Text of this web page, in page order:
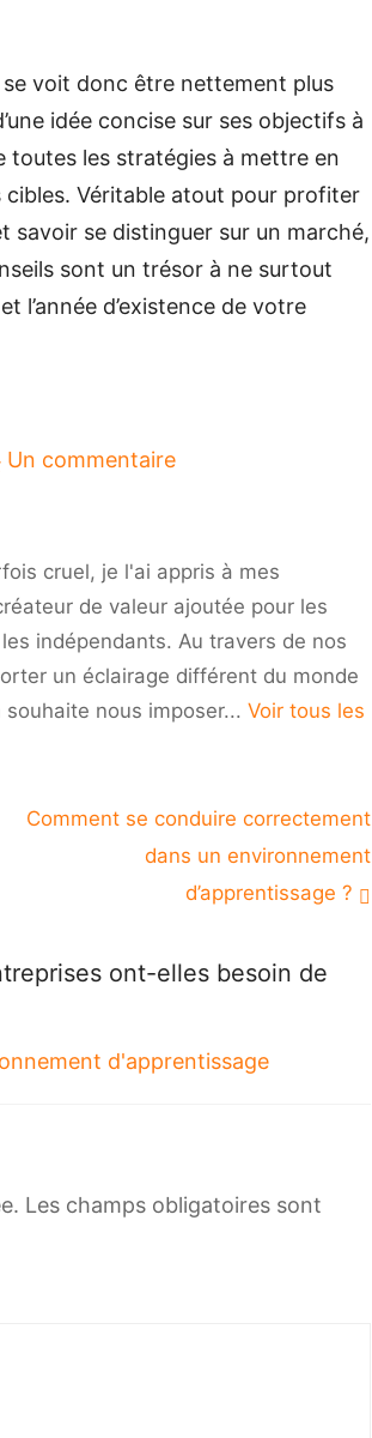
voit donc être nettement plus
idée concise sur ses objectifs à
les stratégies à mettre en
Véritable atout pour profiter
savoir se distinguer sur un marché,
sont un trésor à ne surtout
l’année d’existence de votre
Un commentairesur
ont-
elles
besoin
de
conseils
cruel, je l'ai appris à mes
de valeur ajoutée pour les
indépendants. Au travers de nos
un éclairage différent du monde
nous imposer... Voir tous les
Comment se conduire correctement
dans un environnement
d’apprentissage ?
ont-elles besoin de
d'apprentissage
Les champs obligatoires sont